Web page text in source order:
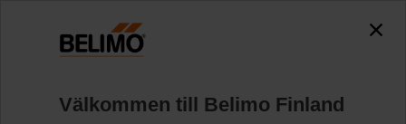
Variabel luftvolym
Välkommen till Belimo Finland